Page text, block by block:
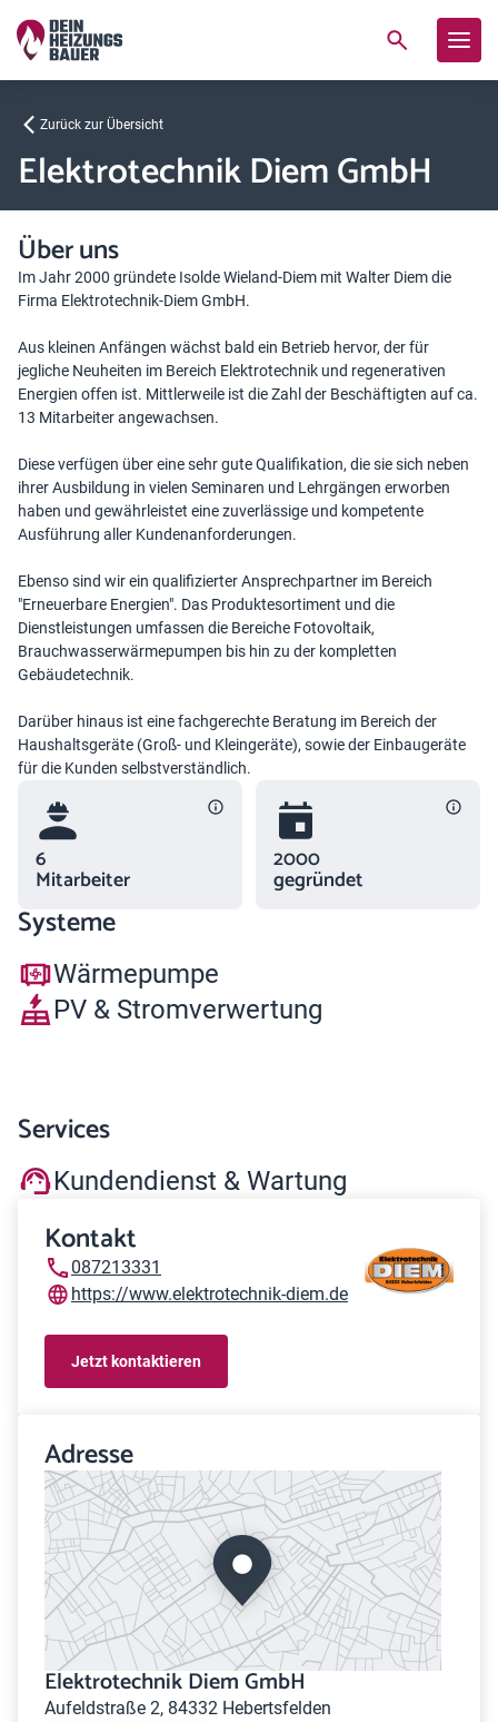
Zurück zur Übersicht
Elektrotechnik Diem GmbH
Über uns
Im Jahr 2000 gründete Isolde Wieland-Diem mit Walter Diem die
Firma Elektrotechnik-Diem GmbH.
Aus kleinen Anfängen wächst bald ein Betrieb hervor, der für
jegliche Neuheiten im Bereich Elektrotechnik und regenerativen
Energien offen ist. Mittlerweile ist die Zahl der Beschäftigten auf ca.
13 Mitarbeiter angewachsen.
Diese verfügen über eine sehr gute Qualifikation, die sie sich neben
ihrer Ausbildung in vielen Seminaren und Lehrgängen erworben
haben und gewährleistet eine zuverlässige und kompetente
Ausführung aller Kundenanforderungen.
Ebenso sind wir ein qualifizierter Ansprechpartner im Bereich
"Erneuerbare Energien". Das Produktesortiment und die
Dienstleistungen umfassen die Bereiche Fotovoltaik,
Brauchwasserwärmepumpen bis hin zu der kompletten
Gebäudetechnik.
Darüber hinaus ist eine fachgerechte Beratung im Bereich der
Haushaltsgeräte (Groß- und Kleingeräte), sowie der Einbaugeräte
für die Kunden selbstverständlich.
6
Mitarbeiter
2000
gegründet
Systeme
Wärmepumpe
PV & Stromverwertung
Services
Kundendienst & Wartung
Kontakt
087213331
https://www.elektrotechnik-diem.de
Jetzt kontaktieren
Adresse
Elektrotechnik Diem GmbH
Aufeldstraße 2, 84332 Hebertsfelden